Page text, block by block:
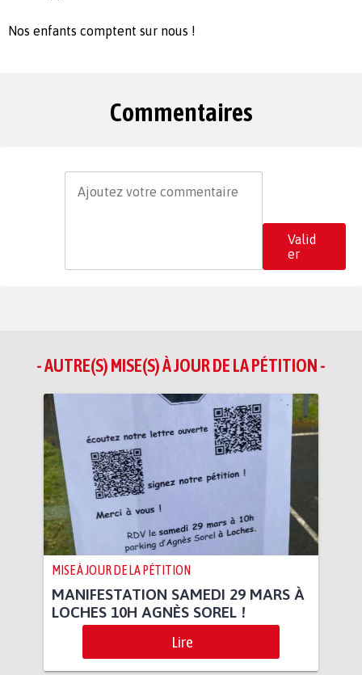
Nos enfants comptent sur nous !
Commentaires
Valid
er
- AUTRE(S) MISE(S) À JOUR DE LA PÉTITION -
MISE À JOUR DE LA PÉTITION
MANIFESTATION SAMEDI 29 MARS À
LOCHES 10H AGNÈS SOREL !
Lire